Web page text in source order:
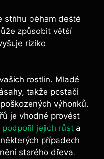
střihu během deště
způsobit větší
riziko
rostlin. Mladé
takže postačí
výhonků.
je vhodné provést
podpořil jejich růst a
případech
starého dřeva,